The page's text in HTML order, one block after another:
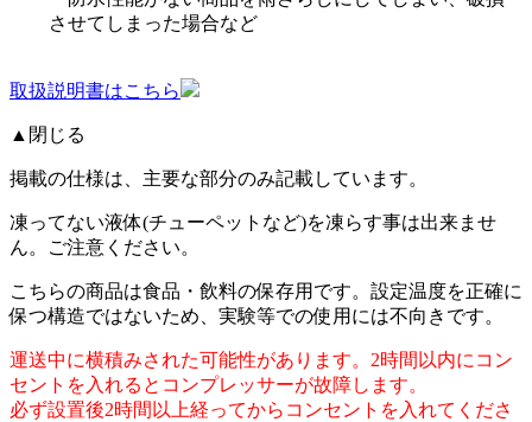
させてしまった場合など
取扱説明書はこちら
▲閉じる
掲載の仕様は、主要な部分のみ記載しています。
凍ってない液体(チューペットなど)を凍らす事は出来ませ
ん。ご注意ください。
こちらの商品は食品・飲料の保存用です。設定温度を正確に
保つ構造ではないため、実験等での使用には不向きです。
運送中に横積みされた可能性があります。2時間以内にコン
セントを入れるとコンプレッサーが故障します。
必ず設置後2時間以上経ってからコンセントを入れてくださ